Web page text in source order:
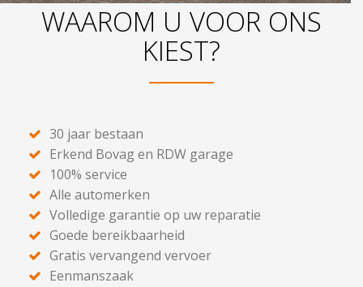
WAAROM U VOOR ONS
KIEST?
30 jaar bestaan
Erkend Bovag en RDW garage
100% service
Alle automerken
Volledige garantie op uw reparatie
Goede bereikbaarheid
Gratis vervangend vervoer
Eenmanszaak